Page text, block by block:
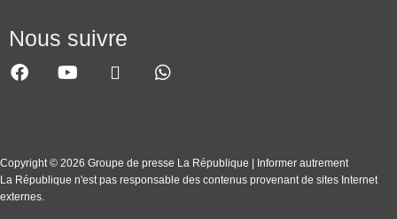
Nous suivre
Copyright © 2026 Groupe de presse La République | Informer autrement
La République n'est pas responsable des contenus provenant de sites Internet
externes.